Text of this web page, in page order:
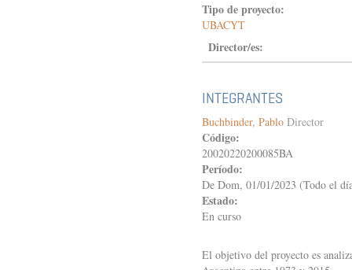
RÍO
DE
PLATA.
DE
ERA
LA
A
CONSOLIDACIÓN
XVIII-
XIX)
Tipo de proyecto:
UBACYT
Director/es:
INTEGRANTES
Buchbinder, Pablo Director
Código:
20020220200085BA
Período:
De Dom, 01/01/2023 (Todo el
Estado:
En curso
El objetivo del proyecto es